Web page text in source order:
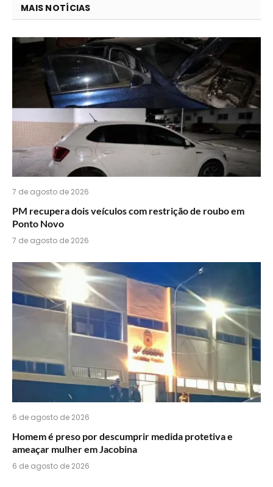
do
WhatsApp?
MAIS NOTÍCIAS
7 de agosto de 2026
PM recupera dois veículos com restrição de roubo em
Ponto Novo
7 de agosto de 2026
6 de agosto de 2026
Homem é preso por descumprir medida protetiva e
ameaçar mulher em Jacobina
6 de agosto de 2026